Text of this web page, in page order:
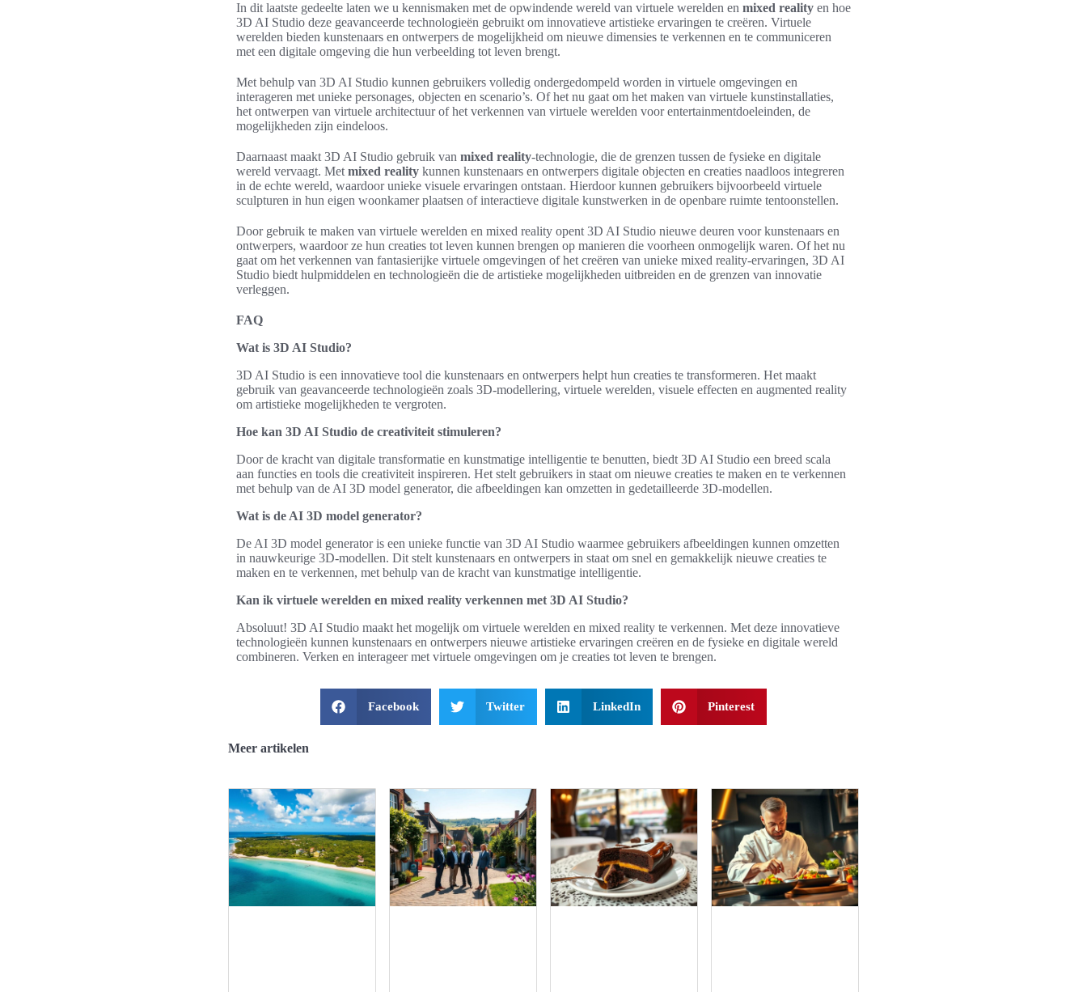
In dit laatste gedeelte laten we u kennismaken met de opwindende wereld van virtuele werelden en mixed reality en hoe
3D AI Studio deze geavanceerde technologieën gebruikt om innovatieve artistieke ervaringen te creëren. Virtuele
werelden bieden kunstenaars en ontwerpers de mogelijkheid om nieuwe dimensies te verkennen en te communiceren
met een digitale omgeving die hun verbeelding tot leven brengt.
Met behulp van 3D AI Studio kunnen gebruikers volledig ondergedompeld worden in virtuele omgevingen en
interageren met unieke personages, objecten en scenario’s. Of het nu gaat om het maken van virtuele kunstinstallaties,
het ontwerpen van virtuele architectuur of het verkennen van virtuele werelden voor entertainmentdoeleinden, de
mogelijkheden zijn eindeloos.
Daarnaast maakt 3D AI Studio gebruik van mixed reality-technologie, die de grenzen tussen de fysieke en digitale
wereld vervaagt. Met mixed reality kunnen kunstenaars en ontwerpers digitale objecten en creaties naadloos integreren
in de echte wereld, waardoor unieke visuele ervaringen ontstaan. Hierdoor kunnen gebruikers bijvoorbeeld virtuele
sculpturen in hun eigen woonkamer plaatsen of interactieve digitale kunstwerken in de openbare ruimte tentoonstellen.
Door gebruik te maken van virtuele werelden en mixed reality opent 3D AI Studio nieuwe deuren voor kunstenaars en
ontwerpers, waardoor ze hun creaties tot leven kunnen brengen op manieren die voorheen onmogelijk waren. Of het nu
gaat om het verkennen van fantasierijke virtuele omgevingen of het creëren van unieke mixed reality-ervaringen, 3D AI
Studio biedt hulpmiddelen en technologieën die de artistieke mogelijkheden uitbreiden en de grenzen van innovatie
verleggen.
FAQ
Wat is 3D AI Studio?
3D AI Studio is een innovatieve tool die kunstenaars en ontwerpers helpt hun creaties te transformeren. Het maakt
gebruik van geavanceerde technologieën zoals 3D-modellering, virtuele werelden, visuele effecten en augmented reality
om artistieke mogelijkheden te vergroten.
Hoe kan 3D AI Studio de creativiteit stimuleren?
Door de kracht van digitale transformatie en kunstmatige intelligentie te benutten, biedt 3D AI Studio een breed scala
aan functies en tools die creativiteit inspireren. Het stelt gebruikers in staat om nieuwe creaties te maken en te verkennen
met behulp van de AI 3D model generator, die afbeeldingen kan omzetten in gedetailleerde 3D-modellen.
Wat is de AI 3D model generator?
De AI 3D model generator is een unieke functie van 3D AI Studio waarmee gebruikers afbeeldingen kunnen omzetten
in nauwkeurige 3D-modellen. Dit stelt kunstenaars en ontwerpers in staat om snel en gemakkelijk nieuwe creaties te
maken en te verkennen, met behulp van de kracht van kunstmatige intelligentie.
Kan ik virtuele werelden en mixed reality verkennen met 3D AI Studio?
Absoluut! 3D AI Studio maakt het mogelijk om virtuele werelden en mixed reality te verkennen. Met deze innovatieve
technologieën kunnen kunstenaars en ontwerpers nieuwe artistieke ervaringen creëren en de fysieke en digitale wereld
combineren. Verken en interageer met virtuele omgevingen om je creaties tot leven te brengen.
Facebook Twitter LinkedIn Pinterest
Meer artikelen